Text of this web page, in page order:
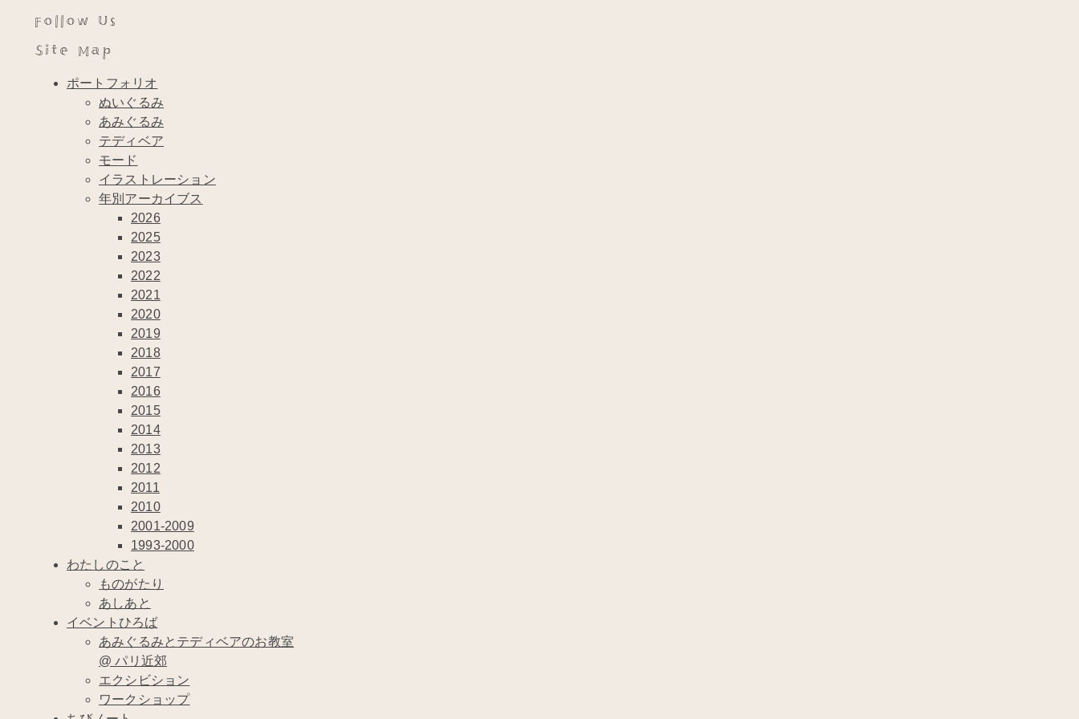
Follow Us
Site Map
ポートフォリオ
ぬいぐるみ
あみぐるみ
テディベア
モード
イラストレーション
年別アーカイブス
2026
2025
2023
2022
2021
2020
2019
2018
2017
2016
2015
2014
2013
2012
2011
2010
2001-2009
1993-2000
わたしのこと
ものがたり
あしあと
イベントひろば
あみぐるみとテディベアのお教室
@ パリ近郊
エクシビション
ワークショップ